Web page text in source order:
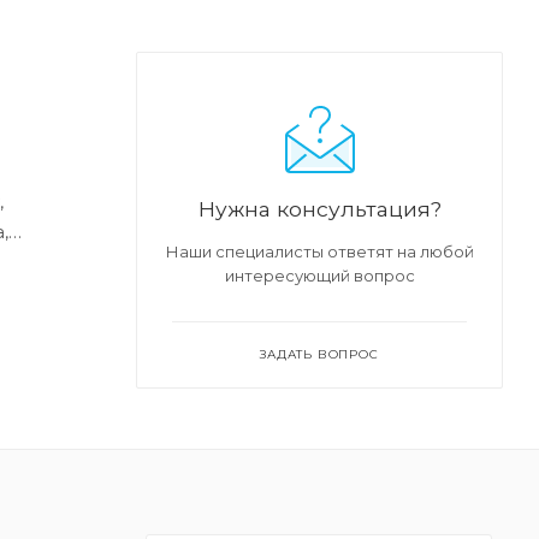
на
Нужна консультация?
Наши специалисты ответят на любой
интересующий вопрос
ЗАДАТЬ ВОПРОС